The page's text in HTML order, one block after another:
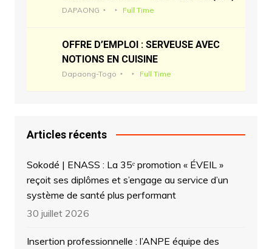
DAPAONG Full Time
OFFRE D’EMPLOI : SERVEUSE AVEC
NOTIONS EN CUISINE
Dapaong-Togo Full Time
Articles récents
Sokodé | ENASS : La 35ᵉ promotion « ÉVEIL »
reçoit ses diplômes et s’engage au service d’un
système de santé plus performant
30 juillet 2026
Insertion professionnelle : l’ANPE équipe des